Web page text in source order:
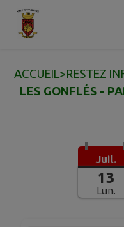
Contenu
ACCUEIL>RESTEZ
LES GONFLÉS -
Juil.
13
Lun.